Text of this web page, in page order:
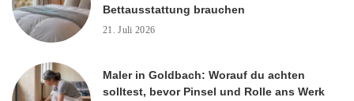
Bettausstattung brauchen
21. Juli 2026
Maler in Goldbach: Worauf du achten
solltest, bevor Pinsel und Rolle ans Werk